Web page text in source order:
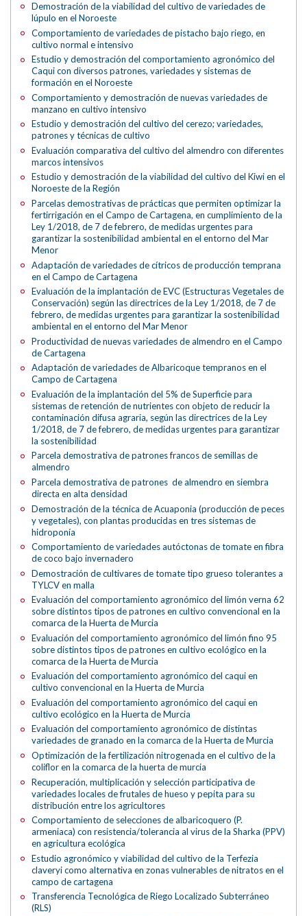
Demostración de la viabilidad del cultivo de variedades de
lúpulo en el Noroeste
Comportamiento de variedades de pistacho bajo riego, en
cultivo normal e intensivo
Estudio y demostración del comportamiento agronómico del
Caqui con diversos patrones, variedades y sistemas de
formación en el Noroeste
Comportamiento y demostración de nuevas variedades de
manzano en cultivo intensivo
Estudio y demostración del cultivo del cerezo; variedades,
patrones y técnicas de cultivo
Evaluación comparativa del cultivo del almendro con diferentes
marcos intensivos
Estudio y demostración de la viabilidad del cultivo del Kiwi en el
Noroeste de la Región
Parcelas demostrativas de prácticas que permiten optimizar la
fertirrigación en el Campo de Cartagena, en cumplimiento de la
Ley 1/2018, de 7 de febrero, de medidas urgentes para
garantizar la sostenibilidad ambiental en el entorno del Mar
Menor
Adaptación de variedades de cítricos de producción temprana
en el Campo de Cartagena
Evaluación de la implantación de EVC (Estructuras Vegetales de
Conservación) según las directrices de la Ley 1/2018, de 7 de
febrero, de medidas urgentes para garantizar la sostenibilidad
ambiental en el entorno del Mar Menor
Productividad de nuevas variedades de almendro en el Campo
de Cartagena
Adaptación de variedades de Albaricoque tempranos en el
Campo de Cartagena
Evaluación de la implantación del 5% de Superficie para
sistemas de retención de nutrientes con objeto de reducir la
contaminación difusa agraria, según las directrices de la Ley
1/2018, de 7 de febrero, de medidas urgentes para garantizar
la sostenibilidad
Parcela demostrativa de patrones francos de semillas de
almendro
Parcela demostrativa de patrones de almendro en siembra
directa en alta densidad
Demostración de la técnica de Acuaponia (producción de peces
y vegetales), con plantas producidas en tres sistemas de
hidroponía
Comportamiento de variedades autóctonas de tomate en fibra
de coco bajo invernadero
Demostración de cultivares de tomate tipo grueso tolerantes a
TYLCV en malla
Evaluación del comportamiento agronómico del limón verna 62
sobre distintos tipos de patrones en cultivo convencional en la
comarca de la Huerta de Murcia
Evaluación del comportamiento agronómico del limón fino 95
sobre distintos tipos de patrones en cultivo ecológico en la
comarca de la Huerta de Murcia
Evaluación del comportamiento agronómico del caqui en
cultivo convencional en la Huerta de Murcia
Evaluación del comportamiento agronómico del caqui en
cultivo ecológico en la Huerta de Murcia
Evaluación del comportamiento agronómico de distintas
variedades de granado en la comarca de la Huerta de Murcia
Optimización de la fertilización nitrogenada en el cultivo de la
coliflor en la comarca de la huerta de murcia
Recuperación, multiplicación y selección participativa de
variedades locales de frutales de hueso y pepita para su
distribución entre los agricultores
Comportamiento de selecciones de albaricoquero (P.
armeniaca) con resistencia/tolerancia al virus de la Sharka (PPV)
en agricultura ecológica
Estudio agronómico y viabilidad del cultivo de la Terfezia
claveryi como alternativa en zonas vulnerables de nitratos en el
campo de cartagena
Transferencia Tecnológica de Riego Localizado Subterráneo
(RLS)